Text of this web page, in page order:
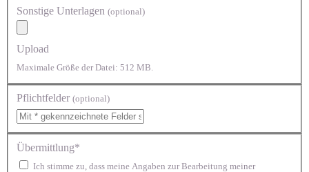
Sonstige Unterlagen (optional)
Upload
Maximale Größe der Datei: 512 MB.
Pflichtfelder (optional)
Übermittlung*
Ich stimme zu, dass meine Angaben zur Bearbeitung meiner